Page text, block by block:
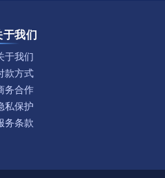
于我们
于我们
款方式
务合作
私保护
务条款